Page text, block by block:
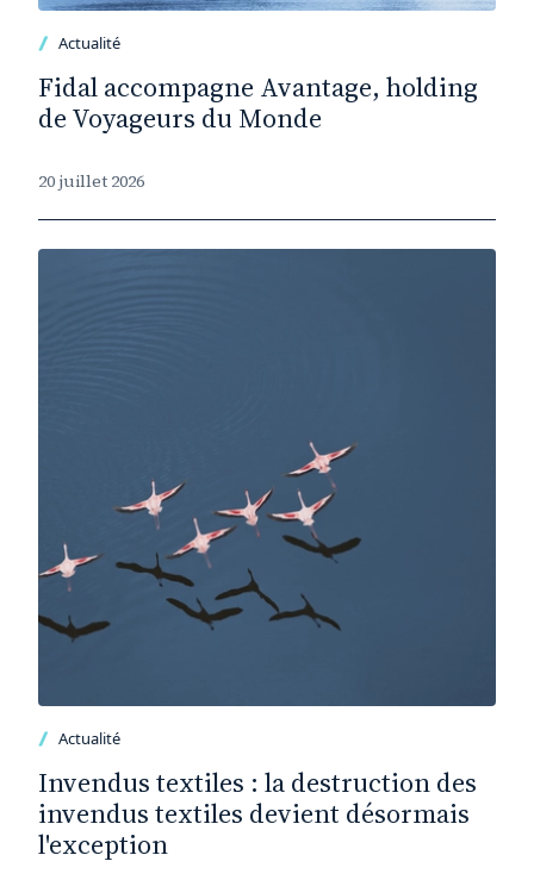
Actualité
Fidal accompagne Avantage, holding
de Voyageurs du Monde
20 juillet 2026
Actualité
Invendus textiles : la destruction des
invendus textiles devient désormais
l'exception